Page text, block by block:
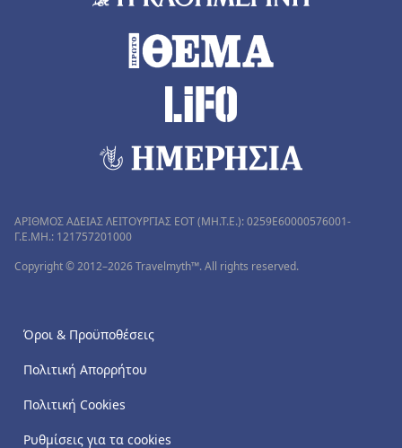
ΑΡΙΘΜΟΣ ΑΔΕΙΑΣ ΛΕΙΤΟΥΡΓΙΑΣ ΕΟΤ (MH.T.E.): 0259Ε60000576001-
Γ.Ε.ΜΗ.: 121757201000
Copyright © 2012–2026 Travelmyth™. All rights reserved.
Όροι & Προϋποθέσεις
Πολιτική Απορρήτου
Πολιτική Cookies
Ρυθμίσεις για τα cookies